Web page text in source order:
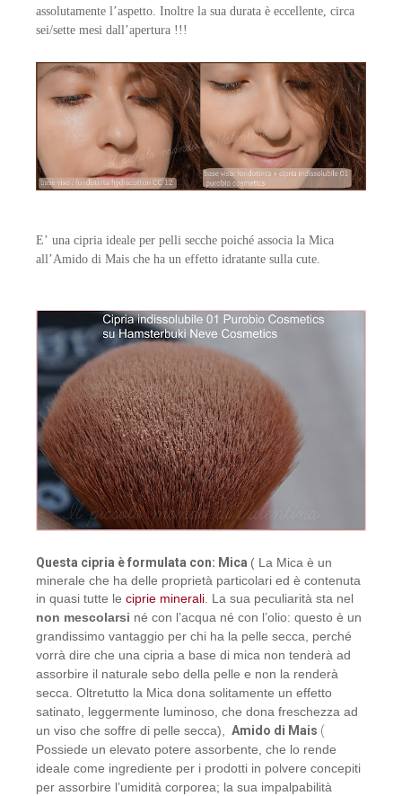
assolutamente l’aspetto. Inoltre la sua durata è eccellente, circa
sei/sette mesi dall’apertura !!!
E’ una cipria ideale per pelli secche poiché associa la Mica
all’Amido di Mais che ha un effetto idratante sulla cute.
Questa cipria è formulata con: Mica ( La Mica è un
minerale che ha delle proprietà particolari ed è contenuta
in quasi tutte le ciprie minerali. La sua peculiarità sta nel
non mescolarsi né con l’acqua né con l’olio: questo è un
grandissimo vantaggio per chi ha la pelle secca, perché
vorrà dire che una cipria a base di mica non tenderà ad
assorbire il naturale sebo della pelle e non la renderà
secca. Oltretutto la Mica dona solitamente un effetto
satinato, leggermente luminoso, che dona freschezza ad
un viso che soffre di pelle secca), Amido di Mais (
Possiede un elevato potere assorbente, che lo rende
ideale come ingrediente per i prodotti in polvere concepiti
per assorbire l’umidità corporea; la sua impalpabilità